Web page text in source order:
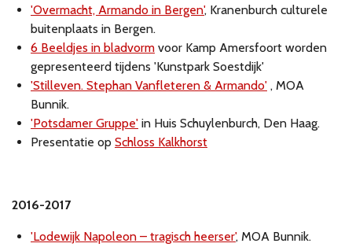
'Overmacht, Armando in Bergen', Kranenburch culturele
buitenplaats in Bergen.
6 Beeldjes in bladvorm voor Kamp Amersfoort worden
gepresenteerd tijdens 'Kunstpark Soestdijk'
'Stilleven. Stephan Vanfleteren & Armando' , MOA
Bunnik.
'Potsdamer Gruppe' in Huis Schuylenburch, Den Haag.
Presentatie op Schloss Kalkhorst
2016-2017
'Lodewijk Napoleon – tragisch heerser', MOA Bunnik.